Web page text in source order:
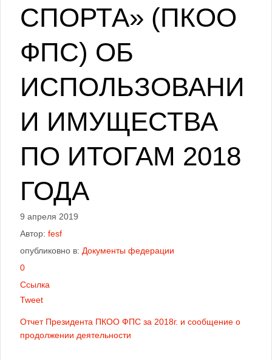
СПОРТА» (ПКОО
ФПС) ОБ
ИСПОЛЬЗОВАНИ
И ИМУЩЕСТВА
ПО ИТОГАМ 2018
ГОДА
9 апреля 2019
Автор: fesf
опубликовно в: Документы федерации
0
Ссылка
Tweet
Отчет Президента ПКОО ФПС за 2018г. и сообщение о
продолжении деятельности